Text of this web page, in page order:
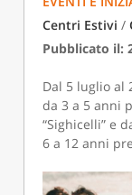
Centri Estivi /
Pubblicato il:
Dal 5 luglio al
da 3 a 5 anni
“Sighicelli” e
6 a 12 anni